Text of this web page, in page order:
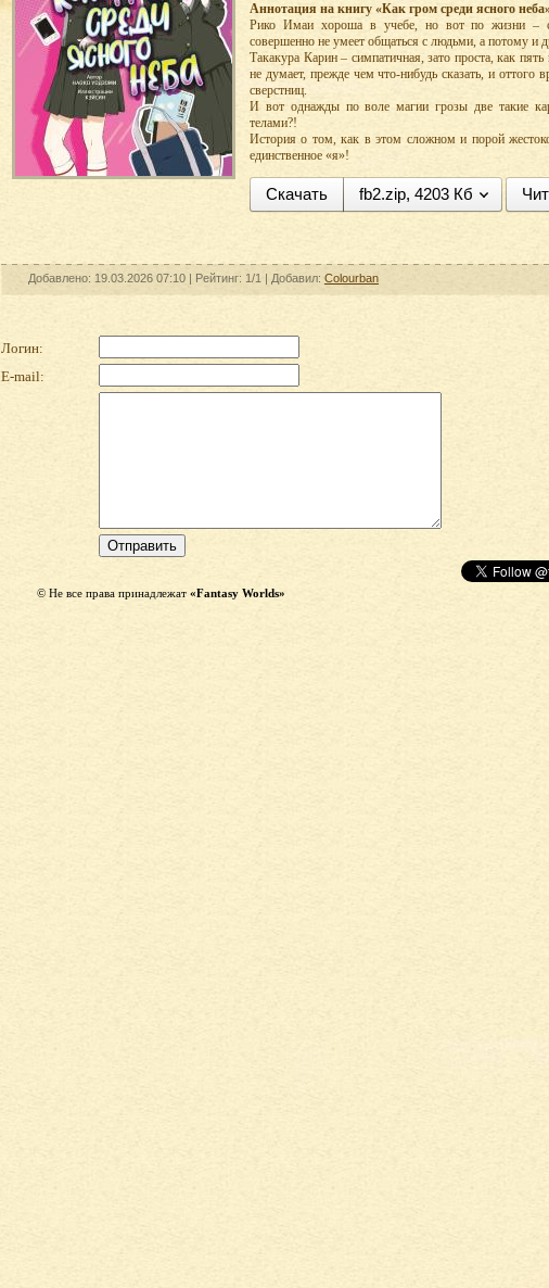
Аннотация на книгу «Как гром среди ясного
Рико Имаи хороша в учебе, но вот по жизни –
совершенно не умеет общаться с людьми, а потому и
Такакура Карин – симпатичная, зато проста, как
не думает, прежде чем что-нибудь сказать, и оттого
сверстниц.
И вот однажды по воле магии грозы две такие
телами?!
История о том, как в этом сложном и порой
единственное «я»!
Скачать fb2.zip, 4203 Кб
Добавлено: 19.03.2026 07:10 | Рейтинг: 1/1 | Добавил: Colourban
Логин:
E-mail:
© Не все права принадлежат «Fantasy Worlds»